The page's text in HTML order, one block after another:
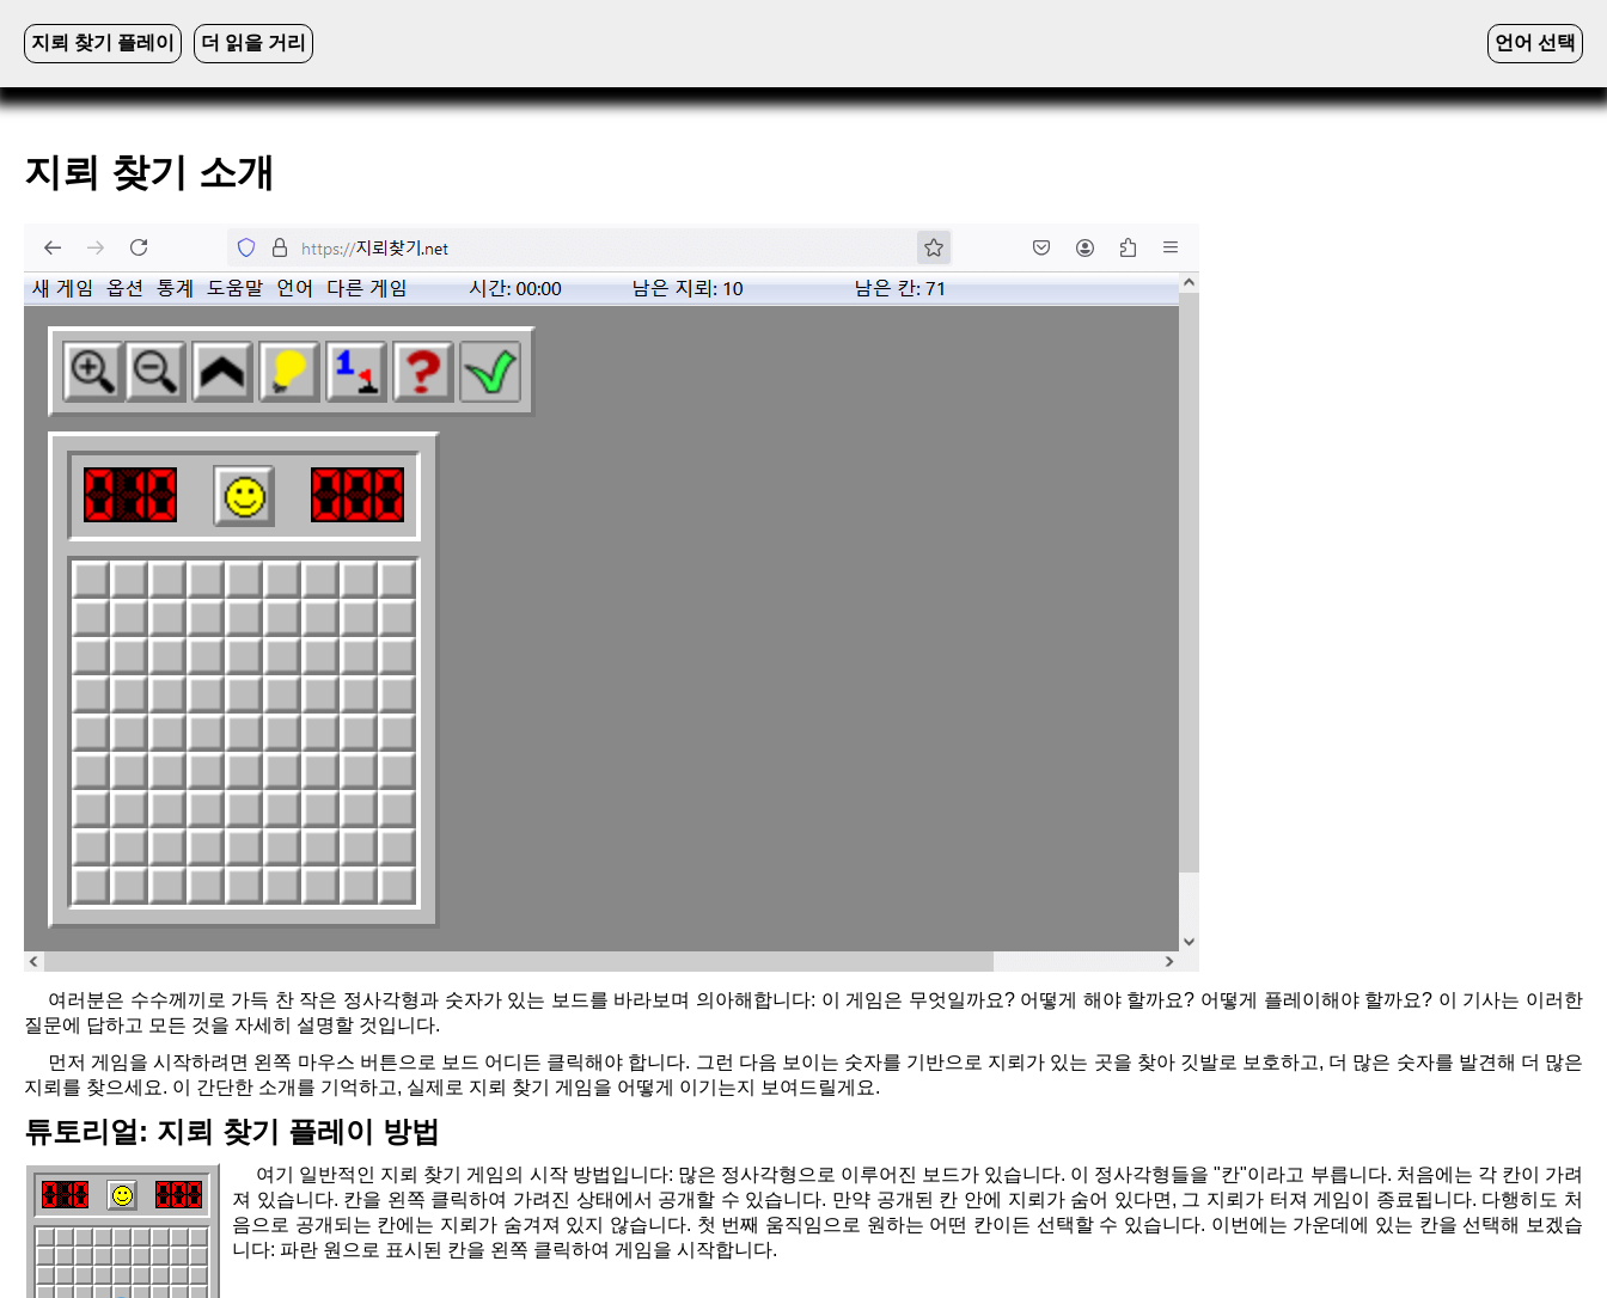
지뢰 찾기 플레이 더 읽을 거리 언어 선택
지뢰 찾기 소개
여러분은 수수께끼로 가득 찬 작은 정사각형과 숫자가 있는 보드를 바라보며 의아해합니다: 이 게임은 무엇일까요? 어떻게 해야 할까요? 어떻게 플레이해야 할까요? 이 기사는 이러한
질문에 답하고 모든 것을 자세히 설명할 것입니다.
먼저 게임을 시작하려면 왼쪽 마우스 버튼으로 보드 어디든 클릭해야 합니다. 그런 다음 보이는 숫자를 기반으로 지뢰가 있는 곳을 찾아 깃발로 보호하고, 더 많은 숫자를 발견해 더 많은
지뢰를 찾으세요. 이 간단한 소개를 기억하고, 실제로 지뢰 찾기 게임을 어떻게 이기는지 보여드릴게요.
튜토리얼: 지뢰 찾기 플레이 방법
여기 일반적인 지뢰 찾기 게임의 시작 방법입니다: 많은 정사각형으로 이루어진 보드가 있습니다. 이 정사각형들을 "칸"이라고 부릅니다. 처음에는 각 칸이 가려
져 있습니다. 칸을 왼쪽 클릭하여 가려진 상태에서 공개할 수 있습니다. 만약 공개된 칸 안에 지뢰가 숨어 있다면, 그 지뢰가 터져 게임이 종료됩니다. 다행히도 처
음으로 공개되는 칸에는 지뢰가 숨겨져 있지 않습니다. 첫 번째 움직임으로 원하는 어떤 칸이든 선택할 수 있습니다. 이번에는 가운데에 있는 칸을 선택해 보겠습
니다: 파란 원으로 표시된 칸을 왼쪽 클릭하여 게임을 시작합니다.